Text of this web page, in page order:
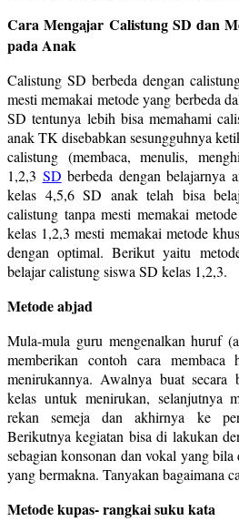
Cara Mengajar Calistung SD dan
pada Anak
Calistung SD berbeda dengan
mesti memakai metode yang berbeda
SD tentunya lebih bisa memahami
anak TK disebabkan sesungguhnya
calistung (membaca, menulis,
1,2,3 SD berbeda dengan
kelas 4,5,6 SD anak telah bisa
calistung tanpa mesti memakai
kelas 1,2,3 mesti memakai metode
dengan optimal. Berikut yaitu
belajar calistung siswa SD kelas 1,2,3.
Metode abjad
Mula-mula guru mengenalkan huruf
memberikan contoh cara
menirukannya. Awalnya buat secara
kelas untuk menirukan, selanjutnya
rekan semeja dan akhirnya ke
Berikutnya kegiatan bisa di lakukan
sebagian konsonan dan vokal yang
yang bermakna. Tanyakan bagaimana
Metode kupas- rangkai suku kata